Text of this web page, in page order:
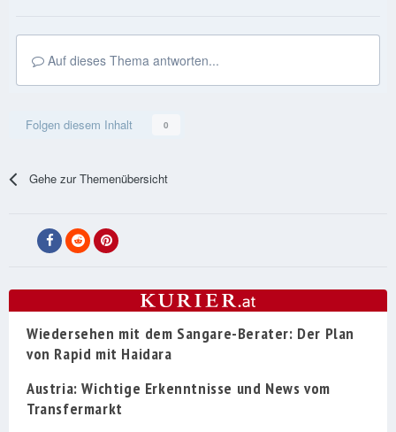
Auf dieses Thema antworten...
Folgen diesem Inhalt 0
Gehe zur Themenübersicht
Wiedersehen mit dem Sangare-Berater: Der Plan
von Rapid mit Haidara
Austria: Wichtige Erkenntnisse und News vom
Transfermarkt